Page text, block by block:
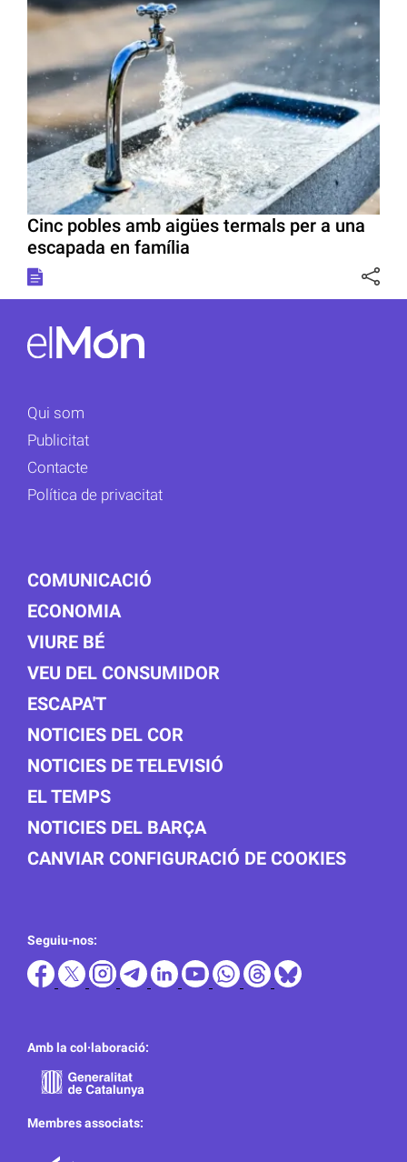
Cinc pobles amb aigües termals per a una
escapada en família
Qui som
Publicitat
Contacte
Política de privacitat
COMUNICACIÓ
ECONOMIA
VIURE BÉ
VEU DEL CONSUMIDOR
ESCAPA'T
NOTICIES DEL COR
NOTICIES DE TELEVISIÓ
EL TEMPS
NOTICIES DEL BARÇA
CANVIAR CONFIGURACIÓ DE COOKIES
Seguiu-nos:
Amb la col·laboració:
Membres associats: